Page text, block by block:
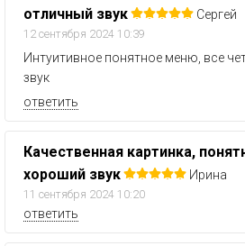
отличный звук
Сергей
12 сентября 2024 10:39
Интуитивное понятное меню, все
звук
ответить
Качественная картинка,
хороший звук
Ирина
11 сентября 2024 10:20
ответить